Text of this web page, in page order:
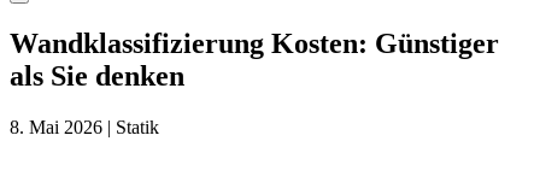
Wandklassifizierung Kosten: Günstiger
als Sie denken
8. Mai 2026 | Statik